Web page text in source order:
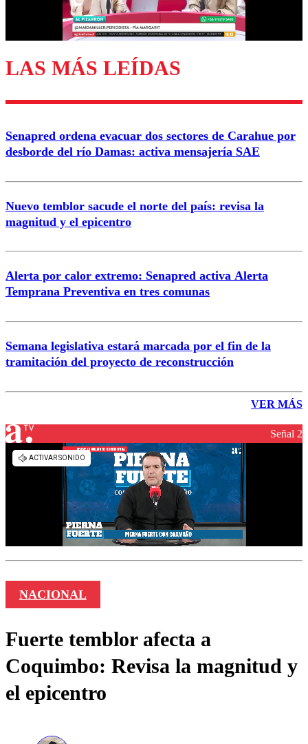
Enviar comentario
LAS MÁS LEÍDAS
Senapred ordena evacuar dos sectores de Carahue por
desborde del río Damas: activa mensajería SAE
Nuevo temblor sacude el norte del país: revisa la
magnitud y el epicentro
Alerta por calor extremo: Senapred activa Alerta
Temprana Preventiva en tres comunas
Semana legislativa estará marcada por el fin de la
tramitación del proyecto de reconstrucción
VER MÁS
Señal 2
NACIONAL
Fuerte temblor afecta a
Coquimbo: Revisa la magnitud y
el epicentro